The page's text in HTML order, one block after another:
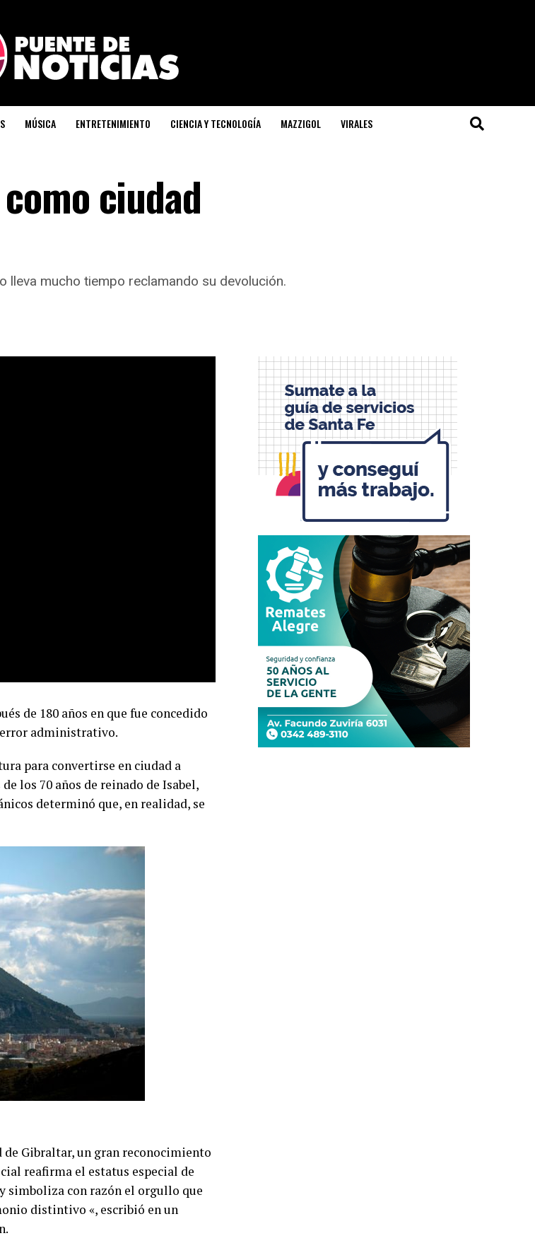
MÚSICA ENTRETENIMIENTO CIENCIA Y TECNOLOGÍA MAZZIGOL VIRALES
ciudad
lleva mucho tiempo reclamando su devolución.
de 180 años en que fue concedido
administrativo.
para convertirse en ciudad a
los 70 años de reinado de Isabel,
determinó que, en realidad, se
de Gibraltar, un gran reconocimiento
reafirma el estatus especial de
simboliza con razón el orgullo que
distintivo «, escribió en un